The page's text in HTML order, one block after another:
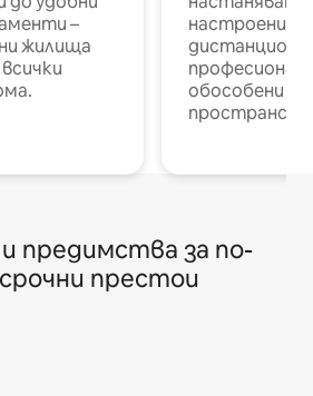
–
жилища
настроени и
обособени
предимства за по-
престои